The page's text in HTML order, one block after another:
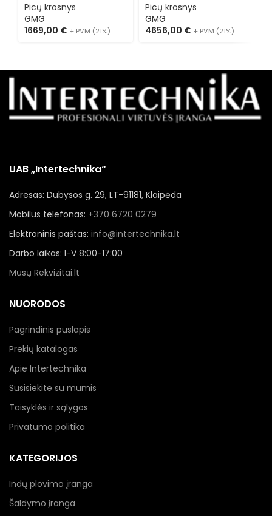
Picų krosnys
GMG
1669,00 € + PVM (21%)
Picų krosnys
GMG
4656,00 € + PVM (21%)
UAB „Intertechnika“
Adresas: Dubysos g. 29, LT-91181, Klaipėda
Mobilus telefonas: +370 6720 0279
Elektroninis paštas: info@intertechnika.lt
Darbo laikas: I-V 8:00-17:00
Mūsų Rekvizitai.lt
NUORODOS
Pagrindinis puslapis
Prekių katalogas
Apie Intertechnika
Susisiekite su mumis
Taisyklės ir sąlygos
Privatumo politika
KATEGORIJOS
Indų plovimo įranga
Šaldymo įranga